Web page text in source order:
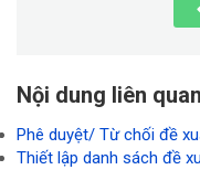
Nội dung liên quan
Phê duyệt/ Từ chối đề
Thiết lập danh sách đề